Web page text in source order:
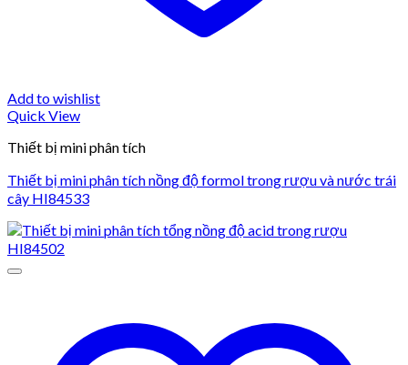
Add to wishlist
Quick View
Thiết bị mini phân tích
Thiết bị mini phân tích nồng độ formol trong rượu và nước trái
cây HI84533